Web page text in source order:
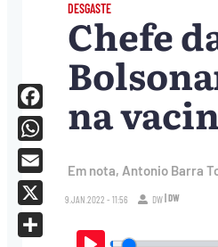
DESGASTE
Chefe
na
Em nota, Antonio Barra
9.JAN.2022 - 11:56 DW| DW
Facebook
WhatsApp
Email
X